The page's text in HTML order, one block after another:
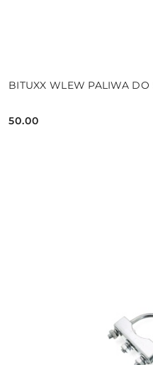
BITUXX WLEW PALIWA DO
Cena:
50.00